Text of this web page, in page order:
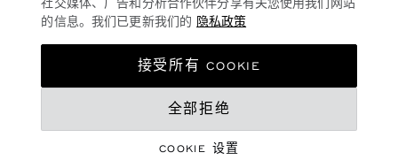
COOKIES政策
的信息。我们已更新我们的 隐私政策
COOKIE 设置
全部拒绝
接受所有 COOKIE